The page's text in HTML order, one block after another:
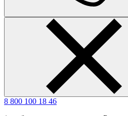
8 800 100 18 46